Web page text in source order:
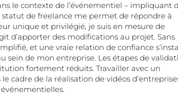
le contexte de l’événementiel – impliquant
de freelance me permet de répondre à
unique et privilégié, je suis en mesure de
d’apporter des modifications au projet. Sans
et une vraie relation de confiance
sein de mon entreprise. Les étapes de
fortement réduits. Travailler avec un
cadre de la réalisation de vidéos